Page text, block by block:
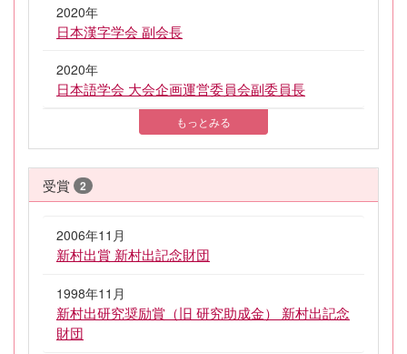
2020年
日本漢字学会 副会長
2020年
日本語学会 大会企画運営委員会副委員長
もっとみる
受賞 2
2006年11月
新村出賞 新村出記念財団
1998年11月
新村出研究奨励賞（旧 研究助成金） 新村出記念
財団